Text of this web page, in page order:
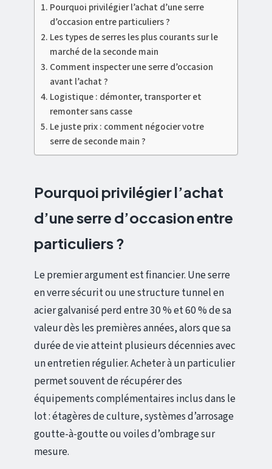
Pourquoi privilégier l’achat d’une serre
d’occasion entre particuliers ?
Les types de serres les plus courants sur le
marché de la seconde main
Comment inspecter une serre d’occasion
avant l’achat ?
Logistique : démonter, transporter et
remonter sans casse
Le juste prix : comment négocier votre
serre de seconde main ?
Pourquoi privilégier l’achat
d’une serre d’occasion entre
particuliers ?
Le premier argument est financier. Une serre
en verre sécurit ou une structure tunnel en
acier galvanisé perd entre 30 % et 60 % de sa
valeur dès les premières années, alors que sa
durée de vie atteint plusieurs décennies avec
un entretien régulier. Acheter à un particulier
permet souvent de récupérer des
équipements complémentaires inclus dans le
lot : étagères de culture, systèmes d’arrosage
goutte-à-goutte ou voiles d’ombrage sur
mesure.